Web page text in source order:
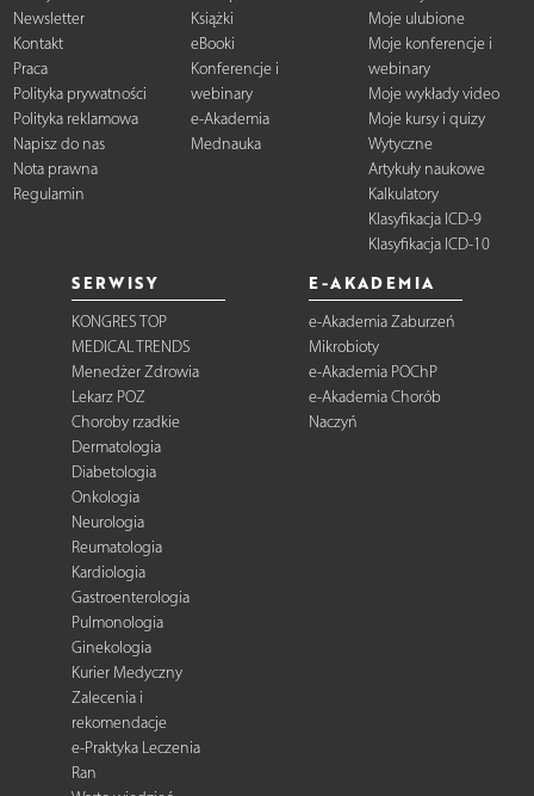
Newsletter
Kontakt
Praca
Polityka prywatności
Polityka reklamowa
Napisz do nas
Nota prawna
Regulamin
Książki
eBooki
Konferencje i
webinary
e-Akademia
Mednauka
Moje ulubione
Moje konferencje i
webinary
Moje wykłady video
Moje kursy i quizy
Wytyczne
Artykuły naukowe
Kalkulatory
Klasyfikacja ICD-9
Klasyfikacja ICD-10
SERWISY
KONGRES TOP
MEDICAL TRENDS
Menedżer Zdrowia
Lekarz POZ
Choroby rzadkie
Dermatologia
Diabetologia
Onkologia
Neurologia
Reumatologia
Kardiologia
Gastroenterologia
Pulmonologia
Ginekologia
Kurier Medyczny
Zalecenia i
rekomendacje
e-Praktyka Leczenia
Ran
E-AKADEMIA
e-Akademia Zaburzeń
Mikrobioty
e-Akademia POChP
e-Akademia Chorób
Naczyń